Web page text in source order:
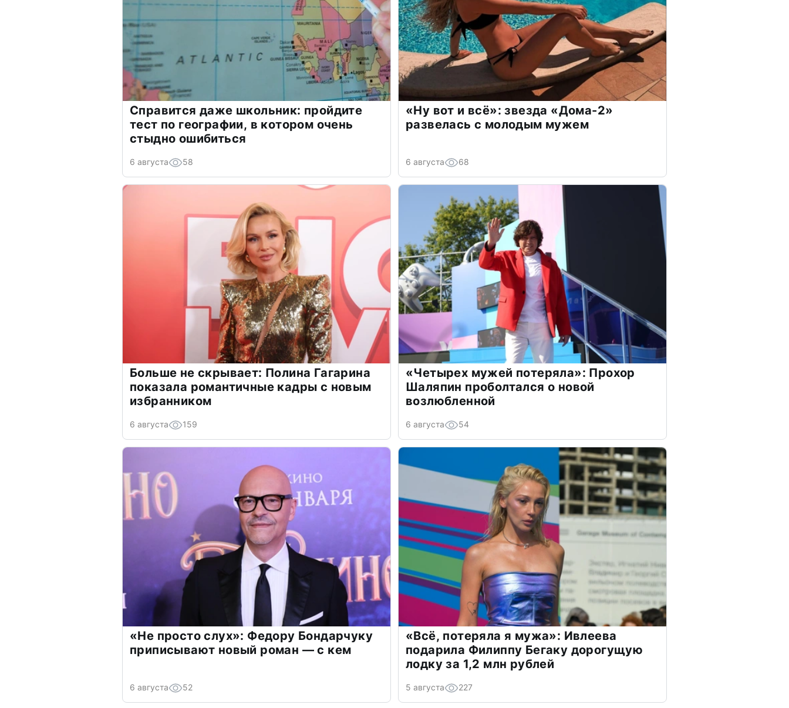
Справится даже школьник: пройдите
тест по географии, в котором очень
стыдно ошибиться
6 августа 58
«Ну вот и всё»: звезда «Дома-2»
развелась с молодым мужем
6 августа 68
Больше не скрывает: Полина Гагарина
показала романтичные кадры с новым
избранником
6 августа 159
«Четырех мужей потеряла»: Прохор
Шаляпин проболтался о новой
возлюбленной
6 августа 54
«Не просто слух»: Федору Бондарчуку
приписывают новый роман — с кем
6 августа 52
«Всё, потеряла я мужа»: Ивлеева
подарила Филиппу Бегаку дорогущую
лодку за 1,2 млн рублей
5 августа 227